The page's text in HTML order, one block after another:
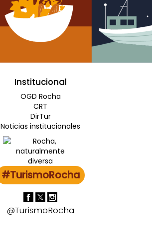
Institucional
OGD Rocha
CRT
DirTur
Noticias institucionales
#TurismoRocha
@TurismoRocha